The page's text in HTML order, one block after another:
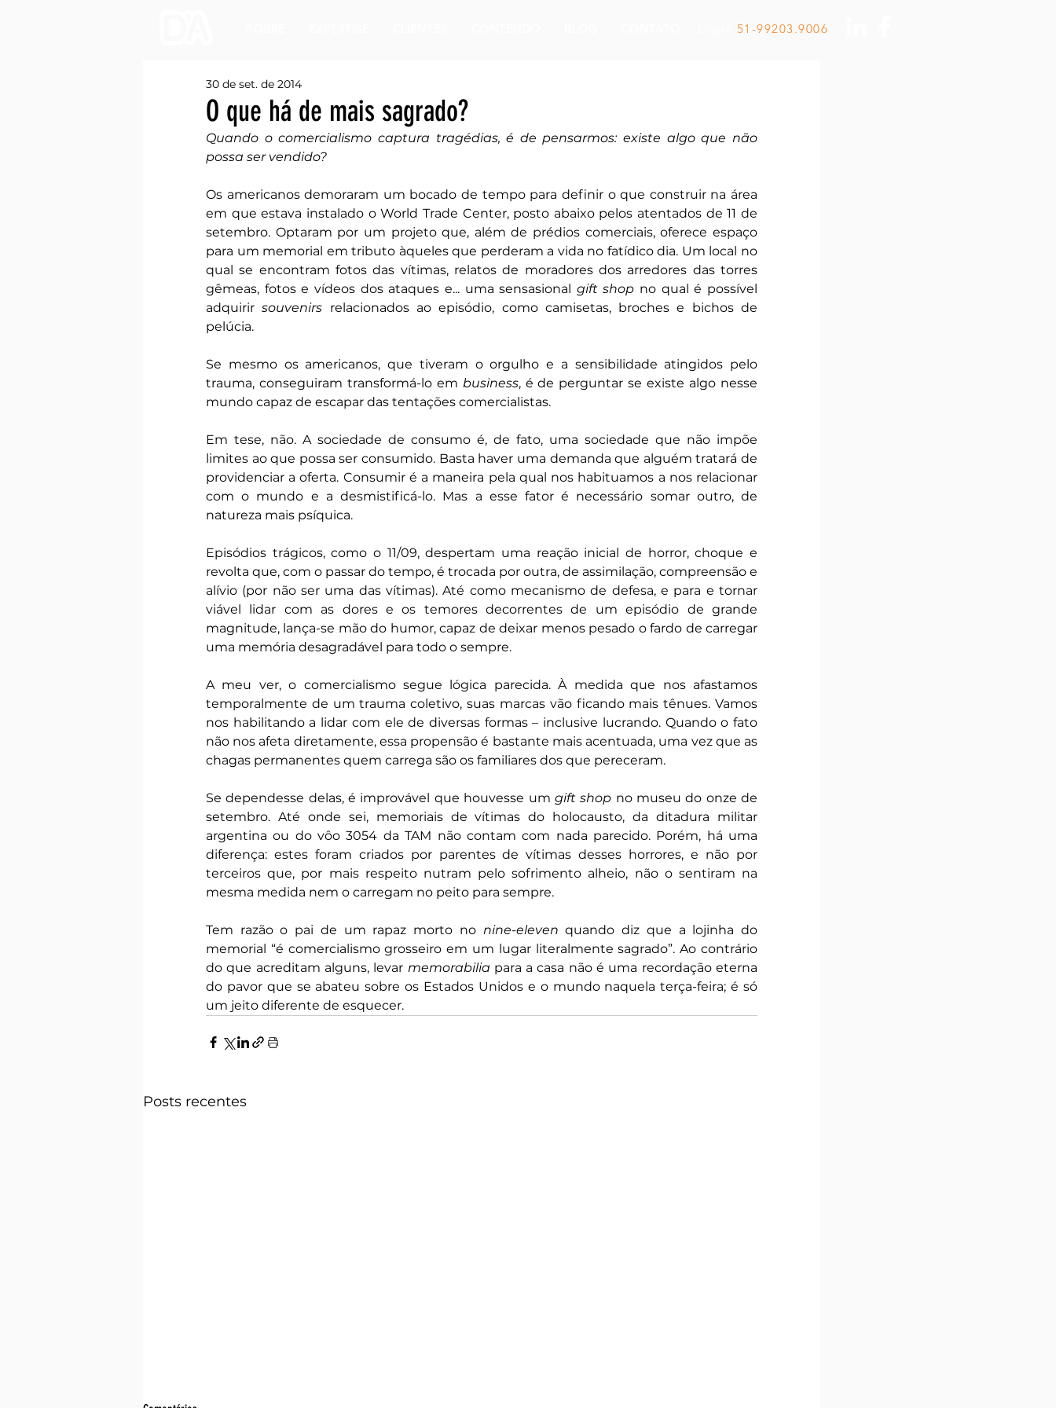
51-99203.9006
O que há de mais sagrado?
30 de set. de 2014
Quando o comercialismo captura tragédias, é de pensarmos: existe algo que não
possa ser vendido?
Os americanos demoraram um bocado de tempo para definir o que construir na área
em que estava instalado o World Trade Center, posto abaixo pelos atentados de 11 de
setembro. Optaram por um projeto que, além de prédios comerciais, oferece espaço
para um memorial em tributo àqueles que perderam a vida no fatídico dia. Um local no
qual se encontram fotos das vítimas, relatos de moradores dos arredores das torres
gêmeas, fotos e vídeos dos ataques e... uma sensasional gift shop no qual é possível
adquirir souvenirs relacionados ao episódio, como camisetas, broches e bichos de
pelúcia.
Se mesmo os americanos, que tiveram o orgulho e a sensibilidade atingidos pelo
trauma, conseguiram transformá-lo em business, é de perguntar se existe algo nesse
mundo capaz de escapar das tentações comercialistas.
Em tese, não. A sociedade de consumo é, de fato, uma sociedade que não impõe
limites ao que possa ser consumido. Basta haver uma demanda que alguém tratará de
providenciar a oferta. Consumir é a maneira pela qual nos habituamos a nos relacionar
com o mundo e a desmistificá-lo. Mas a esse fator é necessário somar outro, de
natureza mais psíquica.
Episódios trágicos, como o 11/09, despertam uma reação inicial de horror, choque e
revolta que, com o passar do tempo, é trocada por outra, de assimilação, compreensão e
alívio (por não ser uma das vítimas). Até como mecanismo de defesa, e para e tornar
viável lidar com as dores e os temores decorrentes de um episódio de grande
magnitude, lança-se mão do humor, capaz de deixar menos pesado o fardo de carregar
uma memória desagradável para todo o sempre.
A meu ver, o comercialismo segue lógica parecida. À medida que nos afastamos
temporalmente de um trauma coletivo, suas marcas vão ficando mais tênues. Vamos
nos habilitando a lidar com ele de diversas formas – inclusive lucrando. Quando o fato
não nos afeta diretamente, essa propensão é bastante mais acentuada, uma vez que as
chagas permanentes quem carrega são os familiares dos que pereceram.
Se dependesse delas, é improvável que houvesse um gift shop no museu do onze de
setembro. Até onde sei, memoriais de vítimas do holocausto, da ditadura militar
argentina ou do vôo 3054 da TAM não contam com nada parecido. Porém, há uma
diferença: estes foram criados por parentes de vítimas desses horrores, e não por
terceiros que, por mais respeito nutram pelo sofrimento alheio, não o sentiram na
mesma medida nem o carregam no peito para sempre.
Tem razão o pai de um rapaz morto no nine-eleven quando diz que a lojinha do
memorial “é comercialismo grosseiro em um lugar literalmente sagrado”. Ao contrário
do que acreditam alguns, levar memorabilia para a casa não é uma recordação eterna
do pavor que se abateu sobre os Estados Unidos e o mundo naquela terça-feira; é só
um jeito diferente de esquecer.
Posts recentes